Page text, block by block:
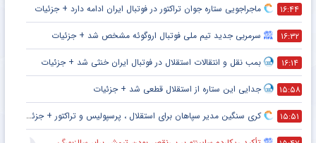
۱۶:۴۴ ماجراجویی ستاره جوان تراکتور در فوتبال ایران ادامه دارد + جزئیات
۱۶:۳۲ سرمربی جدید تیم ملی فوتبال اروگوئه مشخص شد + جزئیات
۱۶:۱۴ بمب نقل و انتقالات استقلال در فوتبال ایران خنثی شد + جزئیات
۱۵:۵۸ جدایی این ستاره از استقلال قطعی شد + جزئیات
۱۵:۵۱ کری سنگین مدیر سپاهان برای استقلال ، پرسپولیس و تراکتور + جزئیات